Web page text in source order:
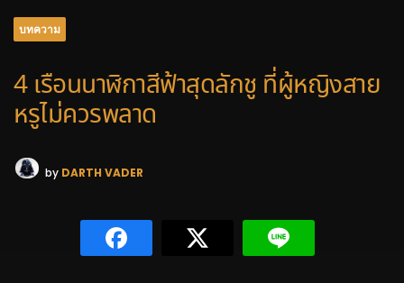
บทความ
4 เรือนนาฬิกาสีฟ้าสุดลักชู ที่ผู้หญิงสาย
หรูไม่ควรพลาด
by DARTH VADER